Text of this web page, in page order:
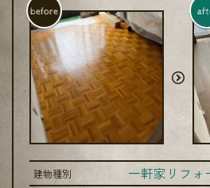
before
建物種別 一軒家リフォ